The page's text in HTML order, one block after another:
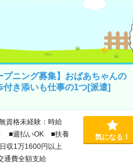
プニング募集】おばあちゃんの
付き添いも仕事の1つ[派遣]
資格未経験：時給
■週払いOK ■扶養
収1万1600円以上
通費全額支給
気になる！